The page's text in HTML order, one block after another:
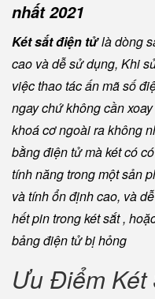
nhất 2021
Két sắt điện tửlà dòng
cao và dễ sử dụng, Khi
việc thao tác ấn mã số
ngay chứ không cần
khoá cơ ngoài ra không
bằng điện tử mà két có
tính năng trong một sản
và tính ổn định cao, và
hết pin trong két sắt ,
bảng điện tử bị hỏng
Ưu Điểm